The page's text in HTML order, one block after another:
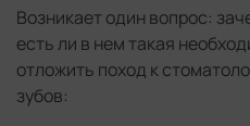
Возникает один вопрос:
есть ли в нем такая
отложить поход к
зубов: